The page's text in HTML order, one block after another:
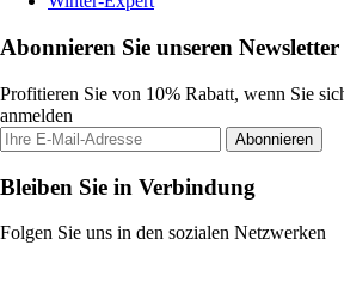
Abonnieren Sie unseren Newsletter
Profitieren Sie von 10% Rabatt, wenn Sie
anmelden
Abonnieren
Bleiben Sie in Verbindung
Folgen Sie uns in den sozialen Netzwerken